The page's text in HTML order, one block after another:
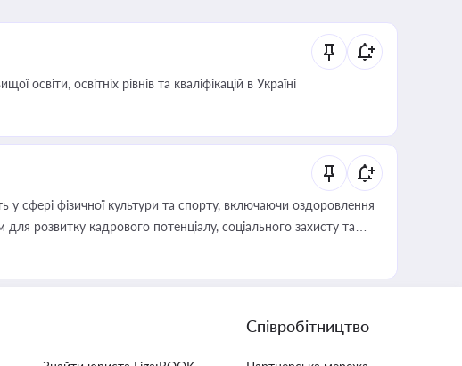
освітніх рівнів та кваліфікацій в Україні
у сфері фізичної культури та спорту, включаючи оздоровлення
розвитку кадрового потенціалу, соціального захисту та
Співробітництво